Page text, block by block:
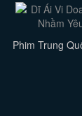
Phim Trung